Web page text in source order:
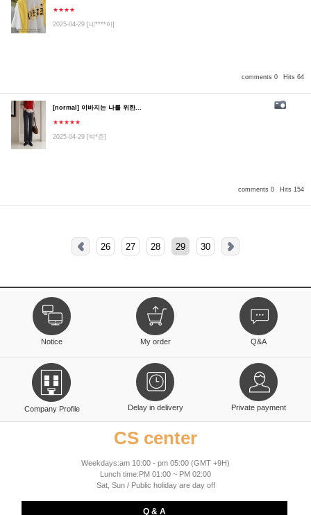
comments 0 Hits 64
★★★★
2025-04-29 [네****이]
comments 0 Hits 154
[normal] 이바지는 나를 위한...
★★★★★
2025-04-29 [박*준]
26 27 28 29 30
Notice My order Q&A
Company Profile Delay in delivery Private payment
CS center
Weekdays:am 10:00 - pm 05:00 (GMT +9H)
Lunch time:PM 01:00 ~ PM 02:00
Sat, Sun / Public holiday are day off
Q & A